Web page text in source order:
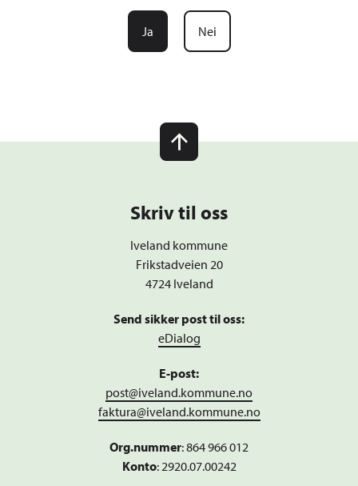
Ja Nei
Skriv til oss
Iveland kommune
Frikstadveien 20
4724 Iveland
Send sikker post til oss:
eDialog
E-post:
post@iveland.kommune.no
faktura@iveland.kommune.no
Org.nummer:864 966 012
Konto: 2920.07.00242